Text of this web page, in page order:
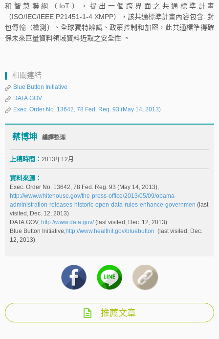
和智慧聯網（IoT），提出一個跨界面之共通標準計畫
（ISO/IEC/IEEE P21451-1-4 XMPP），該共通標準計畫內容包含: 封
包傳輸（檢測）、全球獨特辨識、政策控制和加密，此共通標準得確
保未來巨量資料領域資料近取之安全性 。
相關連結
Blue Button Initiative
DATA.GOV
Exec. Order No. 13642, 78 Fed. Reg. 93 (May 14, 2013)
蔡博坤 編譯整理
上稿時間： 2013年12月
資料來源：
Exec. Order No. 13642, 78 Fed. Reg. 93 (May 14, 2013),
http://www.whitehouse.gov/the-press-office/2013/05/09/obama-
administration-releases-historic-open-data-rules-enhance-governmen (last
visited, Dec. 12, 2013)
DATA.GOV, http://www.data.gov/(last visited, Dec. 12, 2013)
Blue Button Initiative,http://www.healthit.gov/bluebutton (last visited, Dec.
12, 2013)
推薦文章